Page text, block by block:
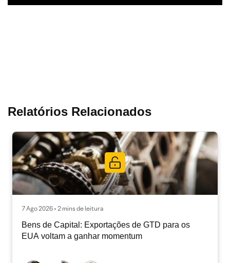
Relatórios Relacionados
7 Ago 2026 • 2 mins de leitura
Bens de Capital: Exportações de GTD para os
EUA voltam a ganhar momentum